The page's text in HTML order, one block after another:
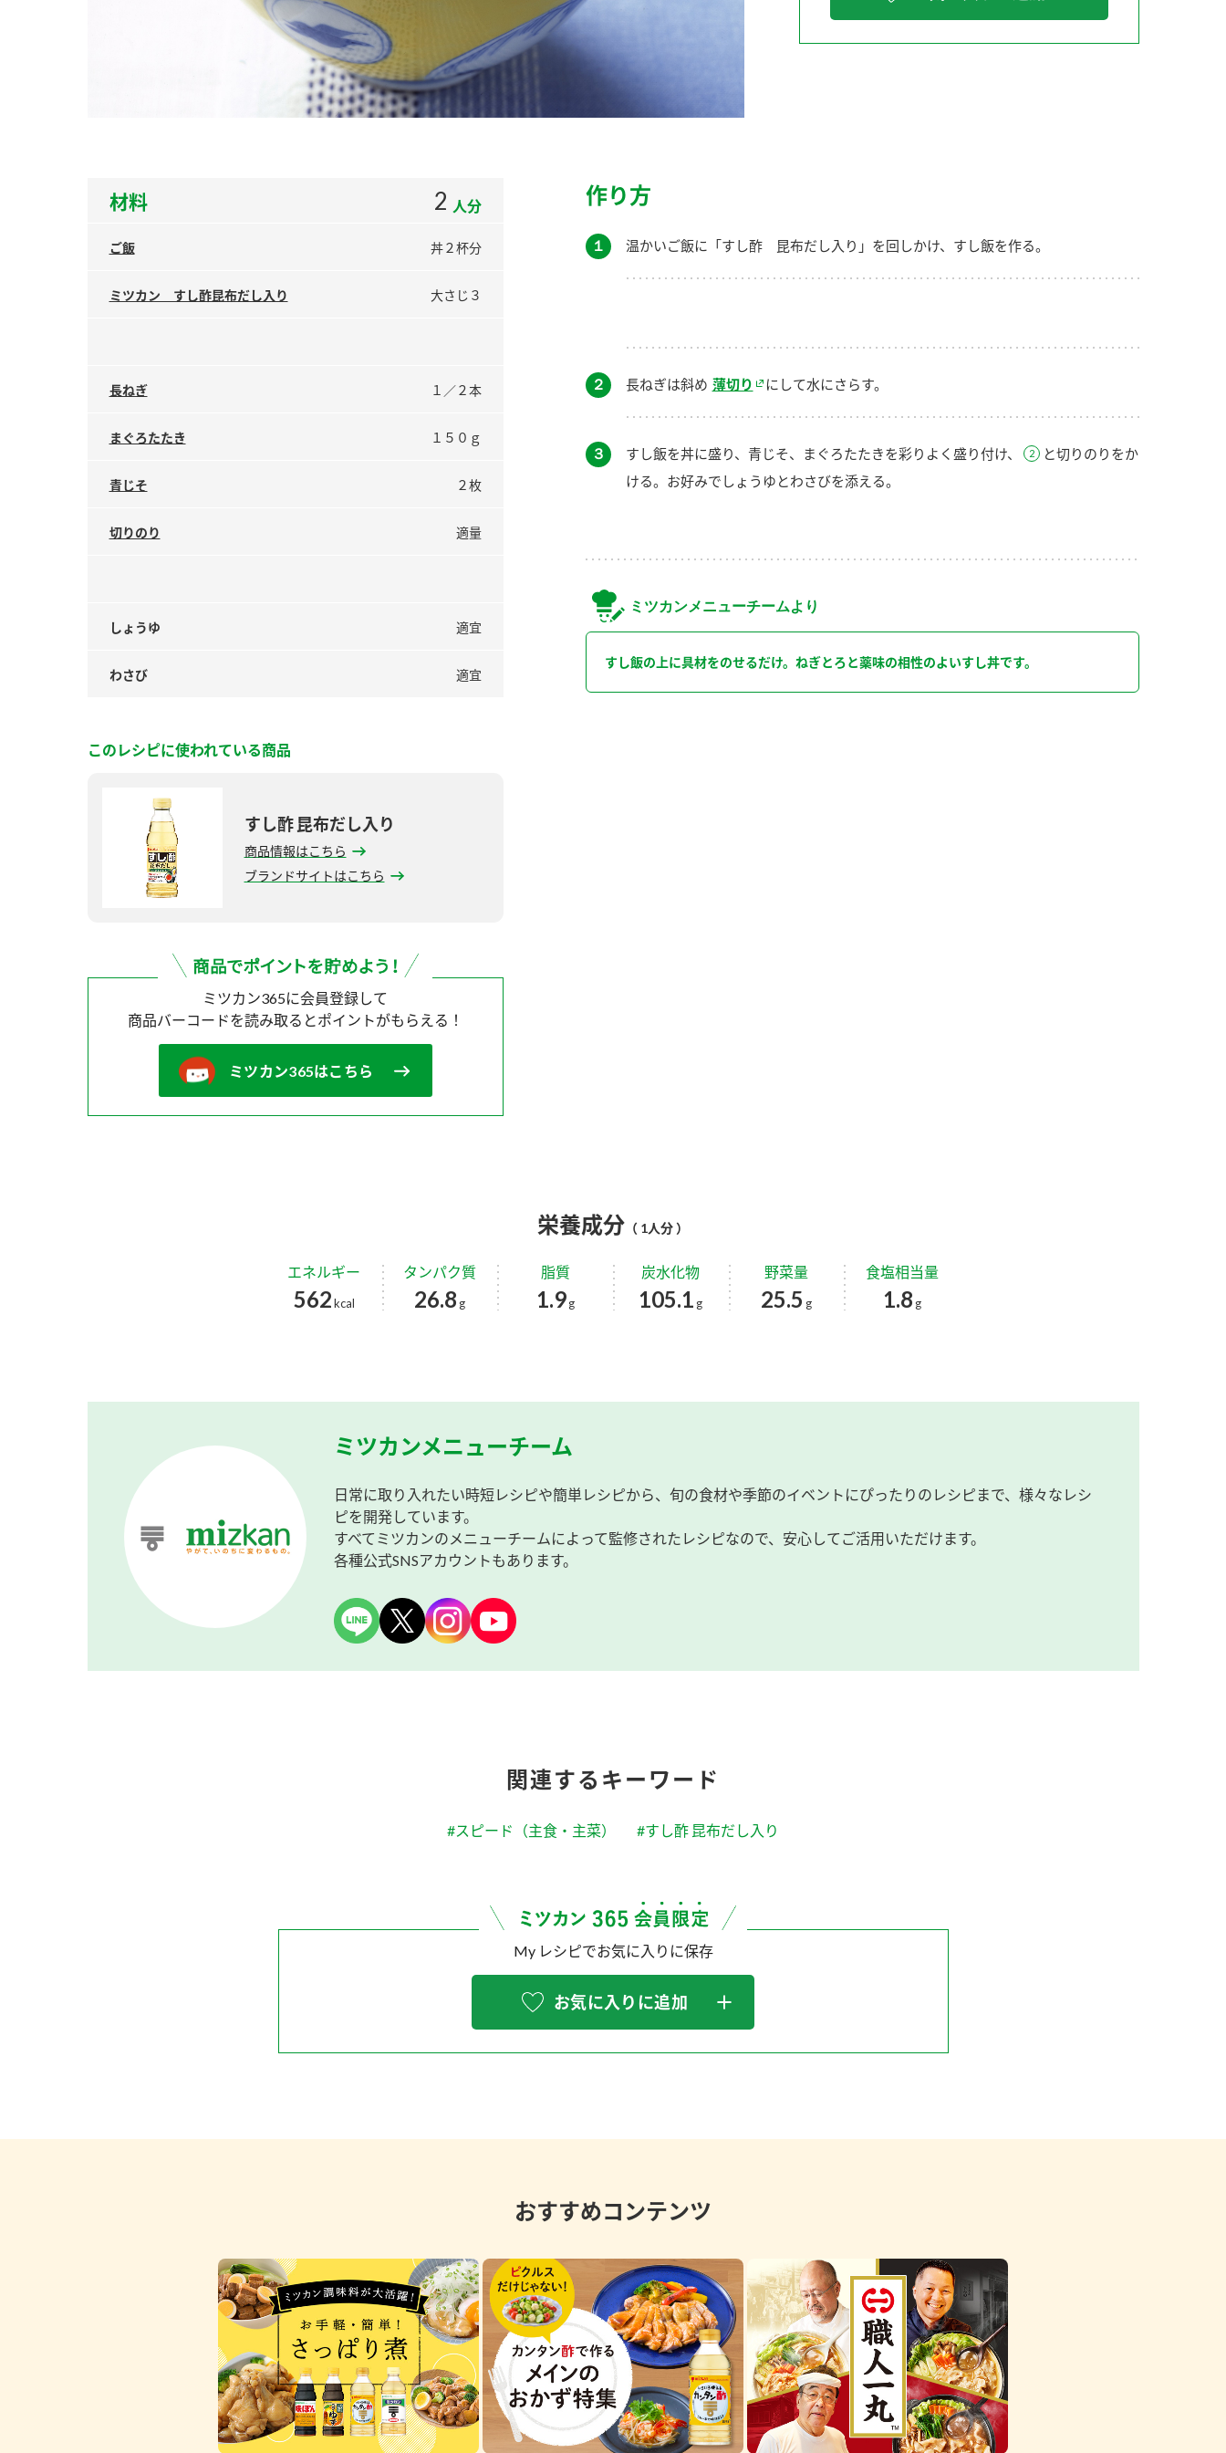
材料 2 人分
ご飯 丼２杯分
ミツカン すし酢昆布だし入り 大さじ３
長ねぎ １／２本
まぐろたたき １５０ｇ
青じそ ２枚
切りのり 適量
しょうゆ 適宜
わさび 適宜
このレシピに使われている商品
すし酢 昆布だし入り
商品情報はこちら
ブランドサイトはこちら
ミツカン365に会員登録して
商品バーコードを読み取ると ポイントがもらえる！
ミツカン365はこちら
作り方
１ 温かいご飯に「すし酢 昆布だし入り」を回しかけ、すし飯を作る。
２ 長ねぎは斜め 薄切り にして水にさらす。
３ すし飯を丼に盛り、青じそ、まぐろたたきを彩りよく盛り付け、
と切りのりをか
ける。お好みでしょうゆとわさびを添える。
ミツカンメニューチームより
すし飯の上に具材をのせるだけ。ねぎとろと薬味の相性のよいすし丼です。
栄養成分 （ 1人分 ）
エネルギー
562kcal
タンパク質
26.8 g
脂質
1.9 g
炭水化物
105.1 g
野菜量
25.5 g
食塩相当量
1.8 g
ミツカンメニューチーム
日常に取り入れたい時短レシピや簡単レシピから、旬の食材や季節のイベントにぴったりのレシピまで、様々なレシ
ピを開発しています。
すべてミツカンのメニューチームによって監修されたレシピなので、安心してご活用いただけます。
各種公式SNSアカウントもあります。
関連するキーワード
#スピード（主食・主菜） #すし酢 昆布だし入り
My レシピでお気に入りに保存
お気に入りに追加
おすすめコンテンツ